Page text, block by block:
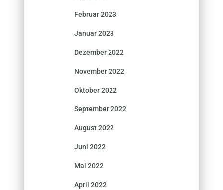
Februar 2023
Januar 2023
Dezember 2022
November 2022
Oktober 2022
September 2022
August 2022
Juni 2022
Mai 2022
April 2022